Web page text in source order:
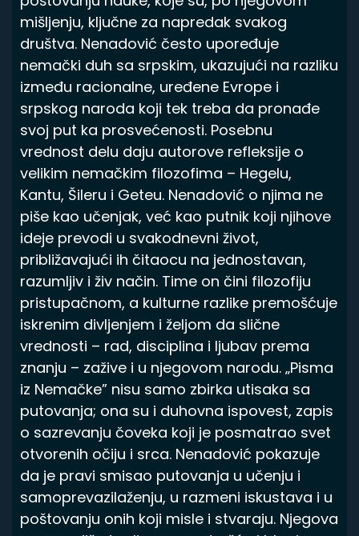
mišljenju, ključne za napredak svakog
društva. Nenadović često upoređuje
nemački duh sa srpskim, ukazujući na razliku
između racionalne, uređene Evrope i
srpskog naroda koji tek treba da pronađe
svoj put ka prosvećenosti. Posebnu
vrednost delu daju autorove refleksije o
velikim nemačkim filozofima – Hegelu,
Kantu, Šileru i Geteu. Nenadović o njima ne
piše kao učenjak, već kao putnik koji njihove
ideje prevodi u svakodnevni život,
približavajući ih čitaocu na jednostavan,
razumljiv i živ način. Time on čini filozofiju
pristupačnom, a kulturne razlike premošćuje
iskrenim divljenjem i željom da slične
vrednosti – rad, disciplina i ljubav prema
znanju – zažive i u njegovom narodu. „Pisma
iz Nemačke” nisu samo zbirka utisaka sa
putovanja; ona su i duhovna ispovest, zapis
o sazrevanju čoveka koji je posmatrao svet
otvorenih očiju i srca. Nenadović pokazuje
da je pravi smisao putovanja u učenju i
samoprevazilaženju, u razmeni iskustava i u
poštovanju onih koji misle i stvaraju. Njegova